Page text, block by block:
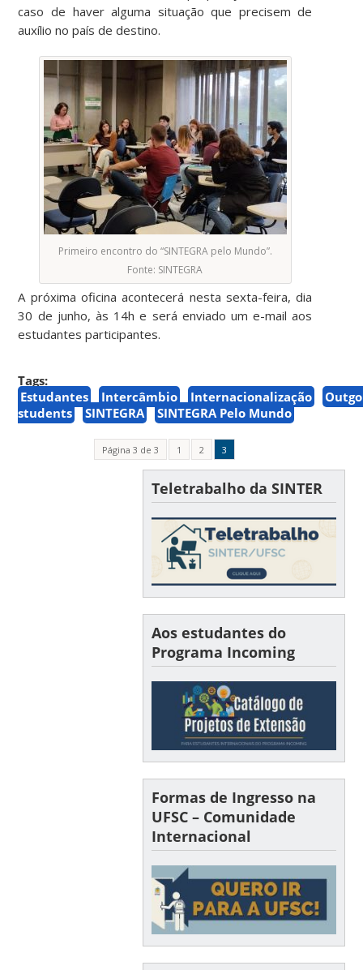
caso de haver alguma situação que precisem de
auxílio no país de destino.
Primeiro encontro do “SINTEGRA pelo Mundo”.
Fonte: SINTEGRA
A próxima oficina acontecerá nesta sexta-feira, dia
30 de junho, às 14h e será enviado um e-mail aos
estudantes participantes.
Tags:
Estudantes
Intercâmbio Internacionalização
students
SINTEGRA SINTEGRA Pelo Mundo
Página 3 de 3 1 2 3
Teletrabalho da SINTER
Aos estudantes do
Programa Incoming
Formas de Ingresso na
UFSC – Comunidade
Internacional